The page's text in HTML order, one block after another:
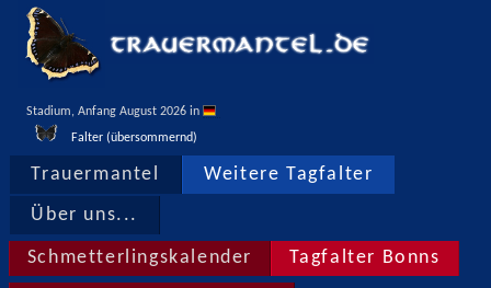
Stadium, Anfang August 2026 in
Falter (übersommernd)
Trauermantel Weitere Tagfalter
Über uns...
Schmetterlingskalender Tagfalter Bonns